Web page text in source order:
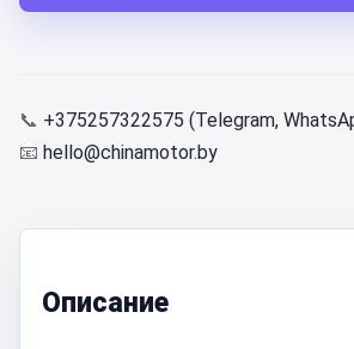
📞 +375257322575 (Telegram,
📧 hello@chinamotor.by
Описание